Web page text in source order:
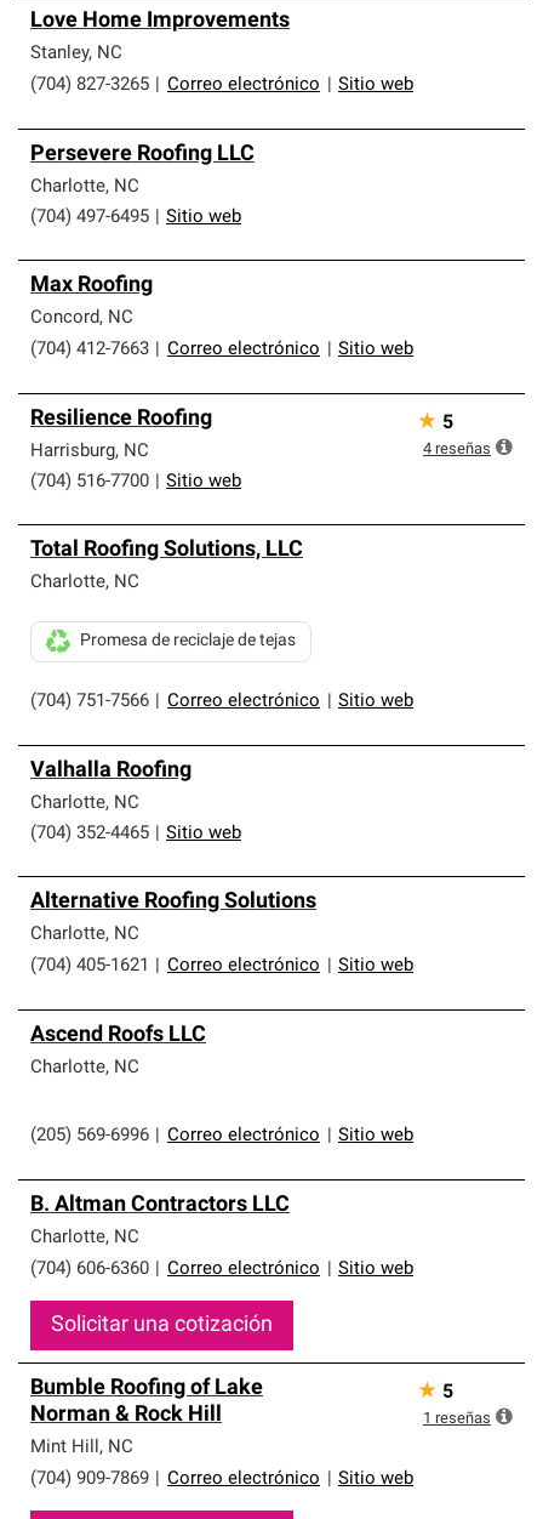
Love Home Improvements
Stanley, NC
(704) 827-3265
Correo electrónico Sitio web
Persevere Roofing LLC
Charlotte, NC
(704) 497-6495
Sitio web
Max Roofing
Concord, NC
(704) 412-7663
Correo electrónico Sitio web
Resilience Roofing
Harrisburg, NC
(704) 516-7700
Sitio web
★ 5
4 reseñas
Total Roofing Solutions, LLC
Charlotte, NC
(704) 751-7566 Correo electrónico Sitio web
Promesa de reciclaje de tejas
Valhalla Roofing
Charlotte, NC
(704) 352-4465
Sitio web
Alternative Roofing Solutions
Charlotte, NC
(704) 405-1621
Correo electrónico Sitio web
Ascend Roofs LLC
Charlotte, NC
(205) 569-6996 Correo electrónico Sitio web
B. Altman Contractors LLC
Charlotte, NC
(704) 606-6360
Correo electrónico Sitio web
Solicitar una cotización
Bumble Roofing of Lake
Norman & Rock Hill
Mint Hill, NC
(704) 909-7869
Correo electrónico Sitio web
★ 5
1 reseñas